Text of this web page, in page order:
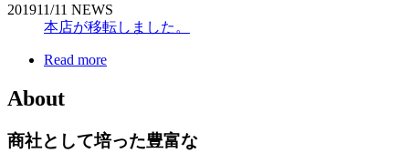
201911/11 NEWS
本店が移転しました。
Read more
About
商社として培った豊富な